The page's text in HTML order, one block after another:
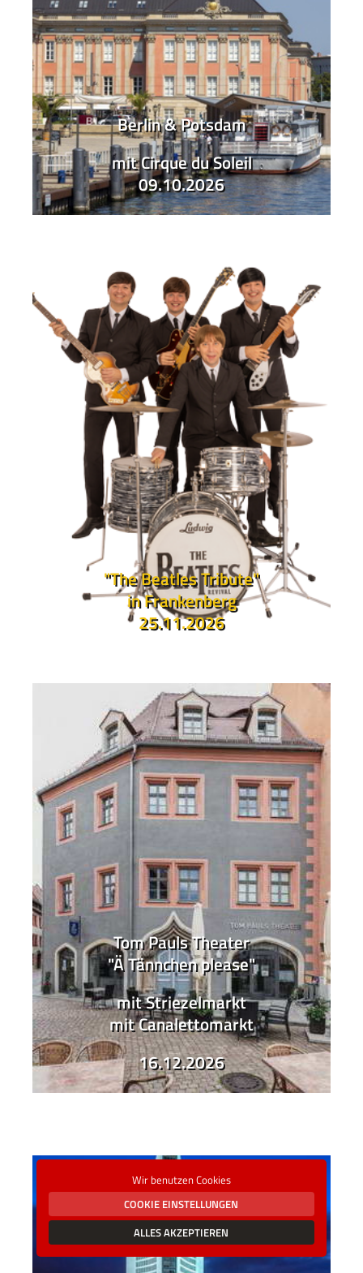
Berlin & Potsdam
mit Cirque du Soleil
09.10.2026
"The Beatles Tribute"
in Frankenberg
25.11.2026
Tom Pauls Theater
"Ä Tännchen please"
mit Striezelmarkt
mit Canalettomarkt
16.12.2026
Wir benutzen Cookies
COOKIE EINSTELLUNGEN
ALLES AKZEPTIEREN